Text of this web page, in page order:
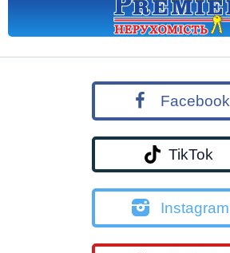
Facebook
TikTok
Instagram